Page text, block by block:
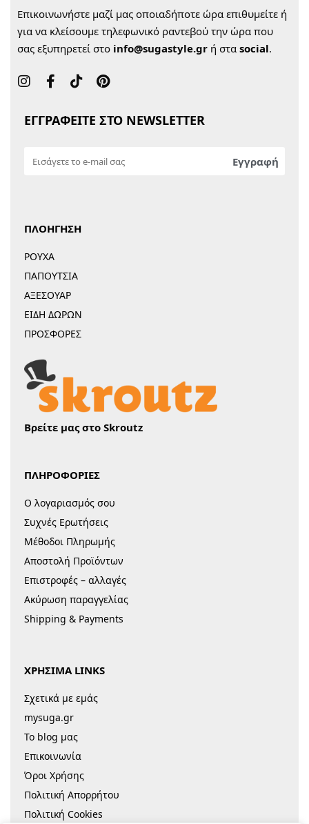
Επικοινωνήστε μαζί μας οποιαδήποτε ώρα επιθυμείτε ή
για να κλείσουμε τηλεφωνικό ραντεβού την ώρα που
σας εξυπηρετεί στο info@sugastyle.gr ή στα social.
ΕΓΓΡΑΦΕΙΤΕ ΣΤΟ NEWSLETTER
ΠΛΟΗΓΗΣΗ
ΡΟΥΧΑ
ΠΑΠΟΥΤΣΙΑ
ΑΞΕΣΟΥΑΡ
ΕΙΔΗ ΔΩΡΩΝ
ΠΡΟΣΦΟΡΕΣ
Βρείτε μας στο Skroutz
ΠΛΗΡΟΦΟΡΙΕΣ
Ο λογαριασμός σου
Συχνές Ερωτήσεις
Μέθοδοι Πληρωμής
Αποστολή Προϊόντων
Επιστροφές – αλλαγές
Ακύρωση παραγγελίας
Shipping & Payments
ΧΡΗΣΙΜΑ LINKS
Σχετικά με εμάς
mysuga.gr
Το blog μας
Επικοινωνία
Όροι Χρήσης
Πολιτική Απορρήτου
Πολιτική Cookies